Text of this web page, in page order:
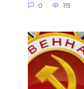
0 115